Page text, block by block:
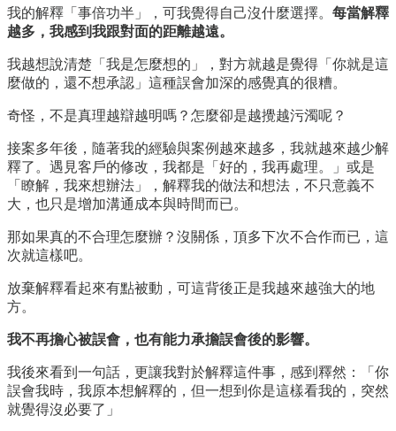
我的解釋「事倍功半」，可我覺得自己沒什麼選擇。 每當解釋
越多，我感到我跟對面的距離越遠。
我越想說清楚「我是怎麼想的」，對方就越是覺得「你就是這
麼做的，還不想承認」這種誤會加深的感覺真的很糟。
奇怪，不是真理越辯越明嗎？怎麼卻是越攪越污濁呢？
接案多年後，隨著我的經驗與案例越來越多，我就越來越少解
釋了。遇見客戶的修改，我都是「好的，我再處理。」或是
「瞭解，我來想辦法」，解釋我的做法和想法，不只意義不
大，也只是增加溝通成本與時間而已。
那如果真的不合理怎麼辦？沒關係，頂多下次不合作而已，這
次就這樣吧。
放棄解釋看起來有點被動，可這背後正是我越來越強大的地
方。
我不再擔心被誤會，也有能力承擔誤會後的影響。
我後來看到一句話，更讓我對於解釋這件事，感到釋然：「你
誤會我時，我原本想解釋的，但一想到你是這樣看我的，突然
就覺得沒必要了」